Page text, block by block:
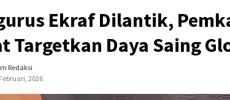
Ekraf Dilantik,
Targetkan Daya Saing
Redaksi
2026